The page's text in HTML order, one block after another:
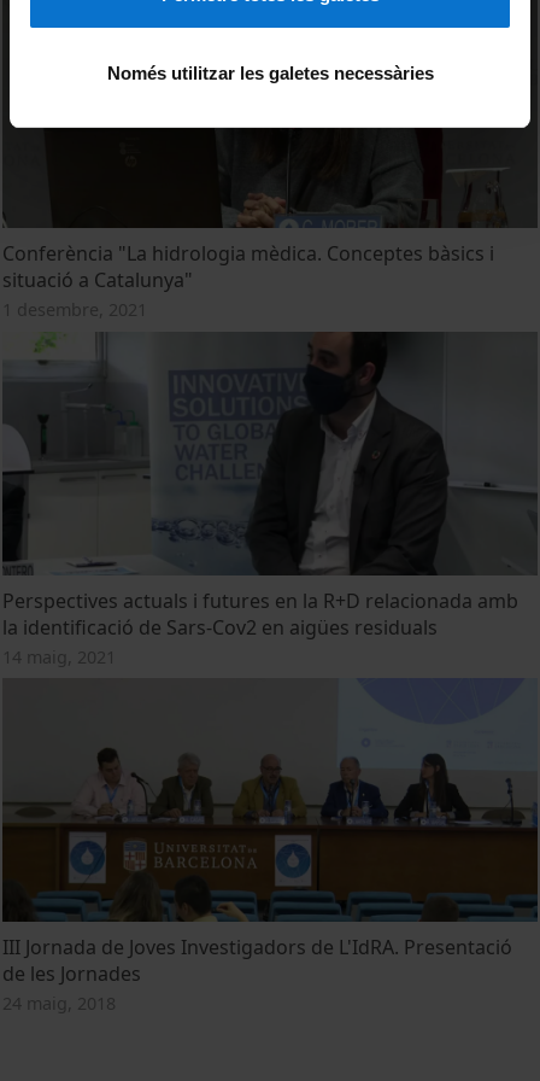
Només utilitzar les galetes necessàries
Conferència "La hidrologia mèdica. Conceptes bàsics i
situació a Catalunya"
1 desembre, 2021
Perspectives actuals i futures en la R+D relacionada amb
la identificació de Sars-Cov2 en aigües residuals
14 maig, 2021
III Jornada de Joves Investigadors de L'IdRA. Presentació
de les Jornades
24 maig, 2018